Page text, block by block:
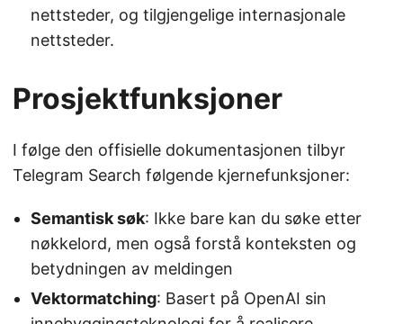
nettsteder, og tilgjengelige internasjonale
nettsteder.
Prosjektfunksjoner
I følge den offisielle dokumentasjonen tilbyr
Telegram Search følgende kjernefunksjoner:
Semantisk søk: Ikke bare kan du søke etter
nøkkelord, men også forstå konteksten og
betydningen av meldingen
Vektormatching: Basert på OpenAI sin